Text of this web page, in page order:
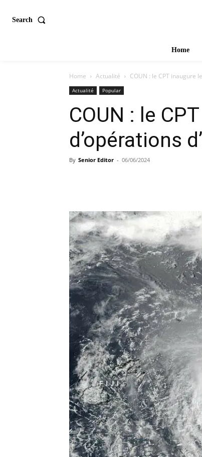
Search
Home
Home Actualité COUN : le CPT inaugure
Actualité Popular
COUN : le
d’opérations
By Senior Editor - 06/06/2024